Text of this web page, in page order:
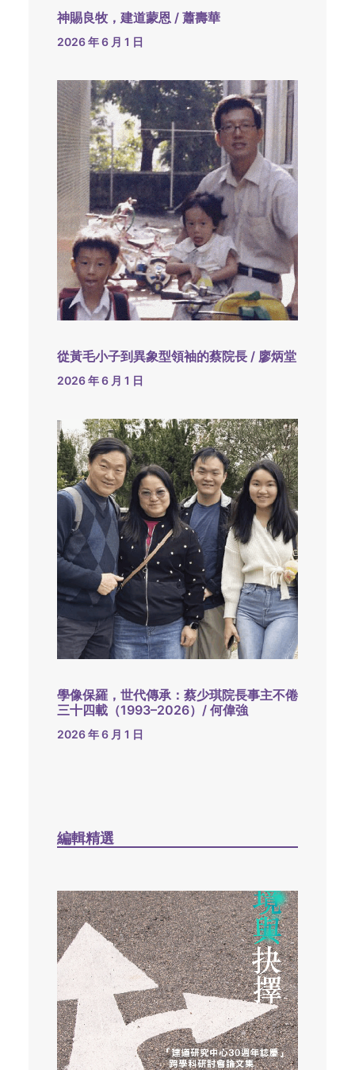
神賜良牧，建道蒙恩 / 蕭壽華
2026 年 6 月 1 日
從黃毛小子到異象型領袖的蔡院長 / 廖炳堂
2026 年 6 月 1 日
學像保羅，世代傳承：蔡少琪院長事主不倦
三十四載（1993–2026）/ 何偉強
2026 年 6 月 1 日
編輯精選